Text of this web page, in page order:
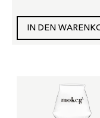
IN DEN